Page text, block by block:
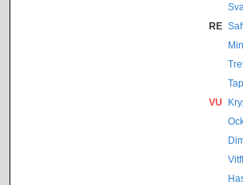
RE
VU